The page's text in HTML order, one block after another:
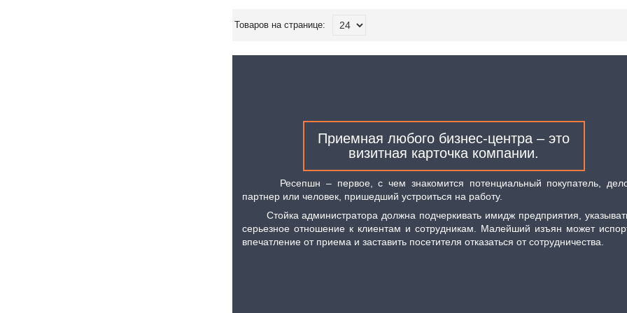
Приемная любого бизнес-центра – это
визитная карточка компании.
Ресепшн – первое, с чем знакомится потенциальный покупатель,
партнер или человек, пришедший устроиться на работу.
Стойка администратора должна подчеркивать имидж предприятия,
серьезное отношение к клиентам и сотрудникам. Малейший изъян может
впечатление от приема и заставить посетителя отказаться от сотрудничества.